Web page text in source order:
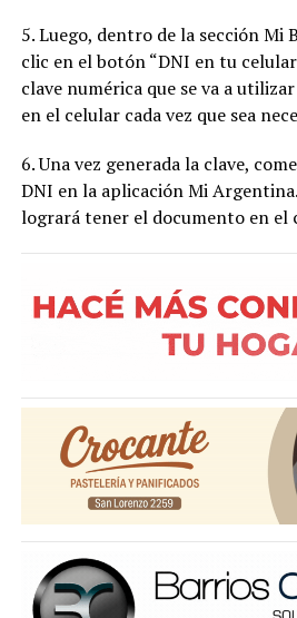
5. Luego, dentro de la sección Mi
clic en el botón “DNI en tu
clave numérica que se va a
en el celular cada vez que sea
6. Una vez generada la clave,
DNI en la aplicación Mi
logrará tener el documento en el